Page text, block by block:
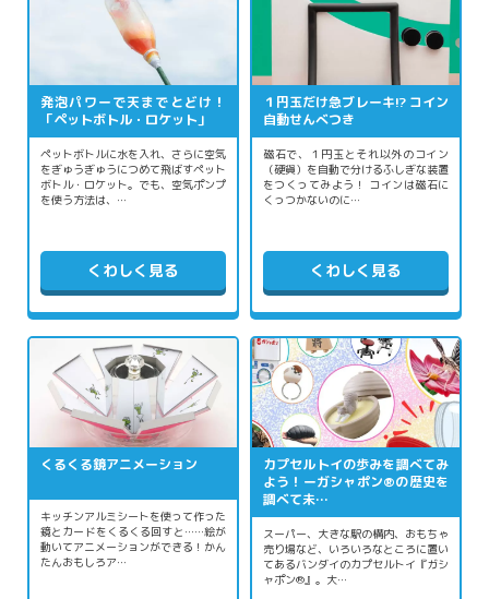
発泡パワーで天までとどけ！
「ペットボトル・ロケット」
ペットボトルに水を入れ、さらに空気
をぎゅうぎゅうにつめて飛ばすペット
ボトル・ロケット。でも、空気ポンプ
を使う方法は、…
くわしく見る
１円玉だけ急ブレーキ!? コイン
自動せんべつき
磁石で、１円玉とそれ以外のコイン
（硬貨）を自動で分けるふしぎな装置
をつくってみよう！ コインは磁石に
くっつかないのに…
くわしく見る
くるくる鏡アニメーション
キッチンアルミシートを使って作った
鏡とカードをくるくる回すと……絵が
動いてアニメーションができる！かん
たんおもしろア…
カプセルトイの歩みを調べてみ
よう！ーガシャポン®の歴史を
調べて未…
スーパー、大きな駅の構内、おもちゃ
売り場など、いろいろなところに置い
てあるバンダイのカプセルトイ『ガシ
ャポン®』。大…